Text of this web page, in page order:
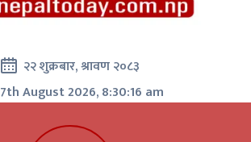
२२ शुक्रबार, श्रावण २०८३
7th August 2026, 8:30:17 am